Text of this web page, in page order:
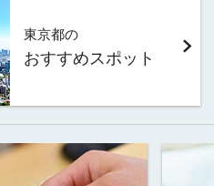
東京都の
おすすめスポット